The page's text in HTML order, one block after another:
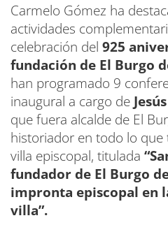
Carmelo Gómez ha
actividades
celebración del 925
fundación de El Burgo
han programado 9
inaugural a cargo de
que fuera alcalde de El
historiador en todo lo que
villa episcopal, titulada
fundador de El Burgo
impronta episcopal en
villa”.